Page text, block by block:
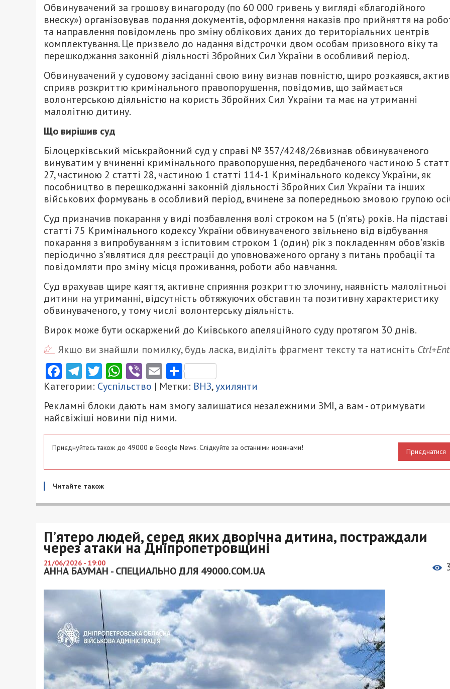
Обвинувачений за грошову винагороду (по 60 000 гривень у вигляді «благодійного
внеску») організовував подання документів, оформлення наказів про прийняття на
та направлення повідомлень про зміну облікових даних до територіальних центрів
комплектування. Це призвело до надання відстрочки двом особам призовного віку та
перешкоджання законній діяльності Збройних Сил України в особливий період.
Обвинувачений у судовому засіданні свою вину визнав повністю, щиро розкаявся,
сприяв розкриттю кримінального правопорушення, повідомив, що займається
волонтерською діяльністю на користь Збройних Сил України та має на утриманні
малолітню дитину.
Що вирішив суд
Білоцерківський міськрайонний суд у справі № 357/4248/26визнав обвинуваченого
винуватим у вчиненні кримінального правопорушення, передбаченого частиною 5
27, частиною 2 статті 28, частиною 1 статті 114-1 Кримінального кодексу України, як
пособництво в перешкоджанні законній діяльності Збройних Сил України та інших
військових формувань в особливий період, вчинене за попередньою змовою групою
Суд призначив покарання у виді позбавлення волі строком на 5 (п’ять) років. На підставі
статті 75 Кримінального кодексу України обвинуваченого звільнено від відбування
покарання з випробуванням з іспитовим строком 1 (один) рік з покладенням обов’язків
періодично з’являтися для реєстрації до уповноваженого органу з питань пробації та
повідомляти про зміну місця проживання, роботи або навчання.
Суд врахував щире каяття, активне сприяння розкриттю злочину, наявність малолітньої
дитини на утриманні, відсутність обтяжуючих обставин та позитивну характеристику
обвинуваченого, у тому числі волонтерську діяльність.
Вирок може бути оскаржений до Київського апеляційного суду протягом 30 днів.
Якщо ви знайшли помилку, будь ласка, виділіть фрагмент тексту та натисніть
Facebook
Telegram
Twitter
WhatsApp
ViberEmailПоділитися
Категории: Суспільство | Метки: ВНЗ,ухилянти
Рекламні блоки дають нам змогу залишатися незалежними ЗМІ, а вам - отримувати
найсвіжіші новини під ними.
Приєднуйтесь також до 49000 в Google News. Слідкуйте за останніми новинами! Приєднатися
Читайте також
П’ятеро людей, серед яких дворічна дитина, постраждали
через атаки на Дніпропетровщині
21/06/2026 - 19:00
АННА БАУМАН - СПЕЦИАЛЬНО ДЛЯ 49000.COM.UA